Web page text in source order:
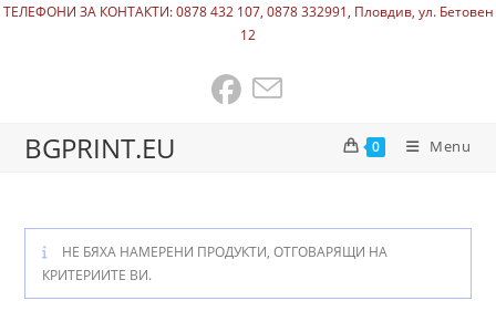
ТЕЛЕФОНИ ЗА КОНТАКТИ: 0878 432 107, 0878 332991, Пловдив, ул. Бетовен
12
BGPRINT.EU 0 Menu
НЕ БЯХА НАМЕРЕНИ ПРОДУКТИ, ОТГОВАРЯЩИ НА
КРИТЕРИИТЕ ВИ.